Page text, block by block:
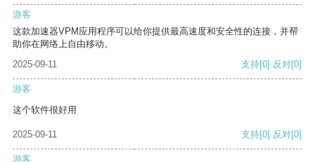
游客
这款加速器VPM应用程序可以给你提供最高速度和安全性的连接，并帮
助你在网络上自由移动。
2025-09-11
支持[0] 反对[0]
游客
这个软件很好用
2025-09-11 支持[0] 反对[0]
游客